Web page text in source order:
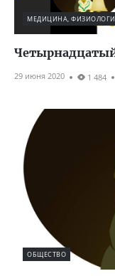
МЕДИЦИНА,
29 июня 2020 1 484
ОБЩЕСТВО